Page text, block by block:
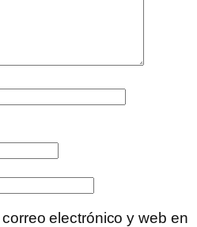
electrónico y web en